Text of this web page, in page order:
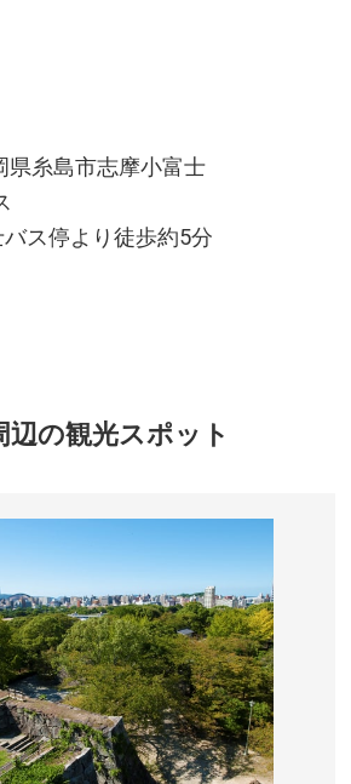
糸島市志摩小富士
ス停より徒歩約5分
辺の観光スポット